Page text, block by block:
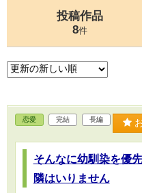
投稿作品
8件
恋愛 完結 長編
そんなに幼馴染を優
隣はいりません